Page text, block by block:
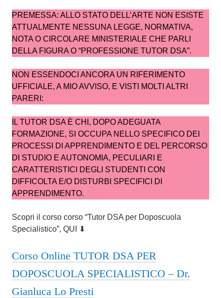
a
i
o
2
2
6
PREMESSA: ALLO STATO DELL’ARTE NON ESISTE
ATTUALMENTE NESSUNA LEGGE, NORMATIVA,
NOTA O CIRCOLARE MINISTERIALE CHE PARLI
DELLA FIGURA O “PROFESSIONE TUTOR DSA”.
NON ESSENDOCI ANCORA UN RIFERIMENTO
UFFICIALE, A MIO AVVISO, E VISTI MOLTI ALTRI
PARERI:
IL TUTOR DSA È CHI, DOPO ADEGUATA
FORMAZIONE, SI OCCUPA NELLO SPECIFICO DEI
PROCESSI DI APPRENDIMENTO E DEL PERCORSO
DI STUDIO E AUTONOMIA, PECULIARI E
CARATTERISTICI DEGLI STUDENTI CON
DIFFICOLTA E/O DISTURBI SPECIFICI DI
APPRENDIMENTO.
Scopri il corso corso “Tutor DSA per Doposcuola
Specialistico”, QUI ⬇
Corso Online TUTOR DSA PER
DOPOSCUOLA SPECIALISTICO – Dr.
Gianluca Lo Presti